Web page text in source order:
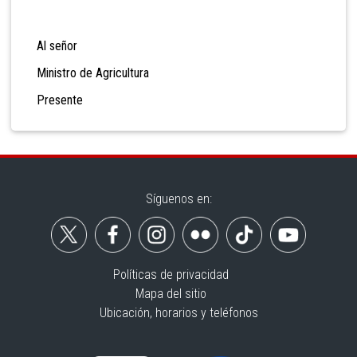
Al señor
Ministro de Agricultura
Presente
Síguenos en:
Políticas de privacidad
Mapa del sitio
Ubicación, horarios y teléfonos